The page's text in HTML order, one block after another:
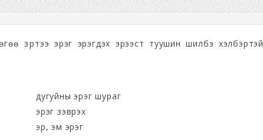
үзүүртээ эрэг эрэгдэх эрээст туушин шилбэ хэлбэртэй
дугуйны эрэг шураг
эрэг зэврэх
эр, эм эрэг